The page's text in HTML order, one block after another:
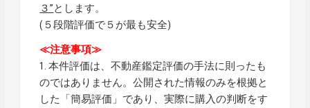
３”とします。
(５段階評価で５が最も安全)
≪注意事項≫
1. 本件評価は、不動産鑑定評価の手法に則ったも
のではありません。公開された情報のみを根拠と
した「簡易評価」であり、実際に購入の判断をす